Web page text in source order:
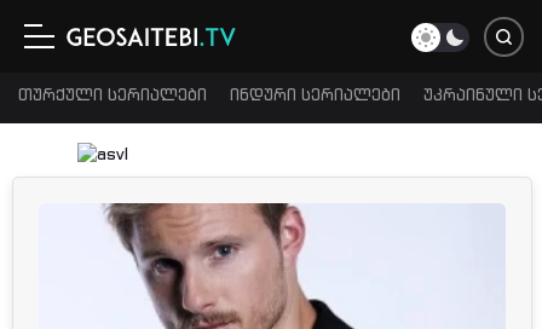
თურქული სერიალები ინდური სერიალები უკრაინული